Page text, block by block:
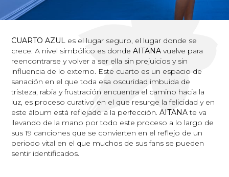
CUARTO AZUL
es el lugar seguro, el lugar donde se
crece. A nivel simbólico es dondeAITANA vuelve para
reencontrarse y volver a ser ella sin prejuicios y sin
influencia de lo externo. Este cuarto es un espacio de
sanación en el que toda esa oscuridad imbuida de
tristeza, rabia y frustración encuentra el camino hacia la
luz, es proceso curativo en el que resurge la felicidad y en
este álbum está reflejado a la perfección.AITANAte va
llevando de la mano por todo este proceso a lo largo de
sus 19 canciones que se convierten en el reflejo de un
periodo vital en el que muchos de sus fans se pueden
sentir identificados.